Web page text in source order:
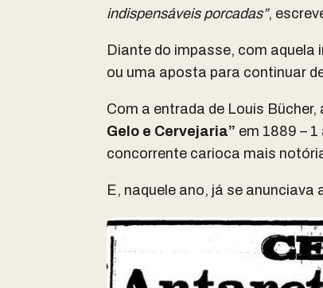
indispensáveis porcadas”,
Diante do impasse, com
ou uma aposta para continuar
Com a entrada de Louis
Gelo e Cervejaria” em 1889 –
concorrente carioca mais
E, naquele ano, já se anunciava